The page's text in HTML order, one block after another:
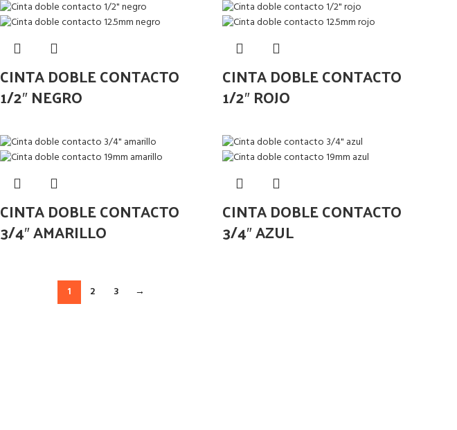
CINTA DOBLE CONTACTO
1/2″ NEGRO
CINTA DOBLE CONTACTO
1/2″ ROJO
CINTA DOBLE CONTACTO
3/4″ AMARILLO
CINTA DOBLE CONTACTO
3/4″ AZUL
1 2 3 →